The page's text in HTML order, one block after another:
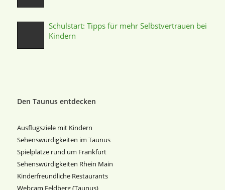
Schulstart: Tipps für mehr Selbstvertrauen bei
Kindern
Den Taunus entdecken
Ausflugsziele mit Kindern
Sehenswürdigkeiten im Taunus
Spielplätze rund um Frankfurt
Sehenswürdigkeiten Rhein Main
Kinderfreundliche Restaurants
Webcam Feldberg (Taunus)